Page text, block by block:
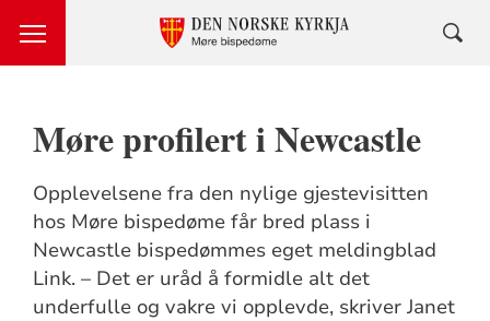
Møre profilert i Newcastle
Opplevelsene fra den nylige gjestevisitten
hos Møre bispedøme får bred plass i
Newcastle bispedømmes eget meldingblad
Link. – Det er uråd å formidle alt det
underfulle og vakre vi opplevde, skriver Janet